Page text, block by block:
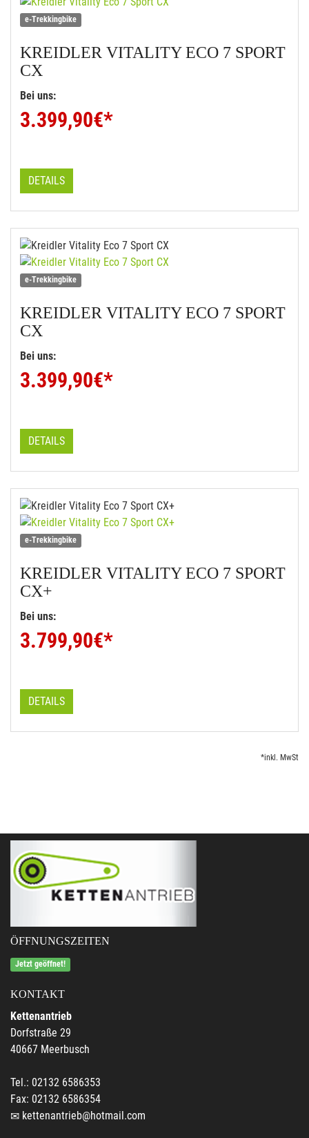
e-Trekkingbike
KREIDLER VITALITY ECO 7 SPORT
CX
Bei uns:
3.399,90€*
DETAILS
e-Trekkingbike
KREIDLER VITALITY ECO 7 SPORT
CX
Bei uns:
3.399,90€*
DETAILS
e-Trekkingbike
KREIDLER VITALITY ECO 7 SPORT
CX+
Bei uns:
3.799,90€*
DETAILS
*inkl. MwSt
ÖFFNUNGSZEITEN
Jetzt geöffnet!
KONTAKT
Kettenantrieb
Dorfstraße 29
40667 Meerbusch
Tel.: 02132 6586353
Fax: 02132 6586354
kettenantrieb@hotmail.com